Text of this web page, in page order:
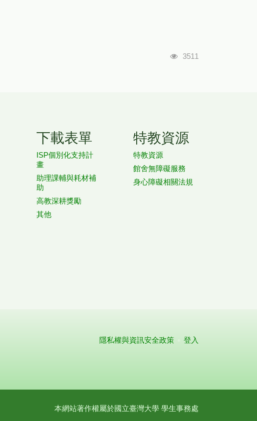
瀏覽人次
3511
下載表單
ISP個別化支持計
畫
助理課輔與耗材補
助
高教深耕獎勵
其他
特教資源
特教資源
館舍無障礙服務
身心障礙相關法規
隱私權與資訊安全政策 登入
本網站著作權屬於國立臺灣大學 學生事務處